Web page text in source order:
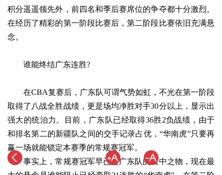
积分遥遥领先外，前四名和季后赛席位的争夺都十分激烈。
在经历了精彩的第一阶段比赛后，第二阶段比赛依旧充满悬
念。
谁能终结广东连胜?
在CBA复赛后，广东队可谓气势如虹，不光在第一阶段
取得了八战全胜战绩，更是场均净胜对手30分以上，显示出
强大的统治力。目前，广东队已经取得36胜2负战绩，由于
和排名第二的新疆队之间的交手记录占优，“华南虎”只要再
赢一场就能锁定本赛季的常规赛冠军。
事实上，常规赛冠军早已是广东队的囊中之物，现在最